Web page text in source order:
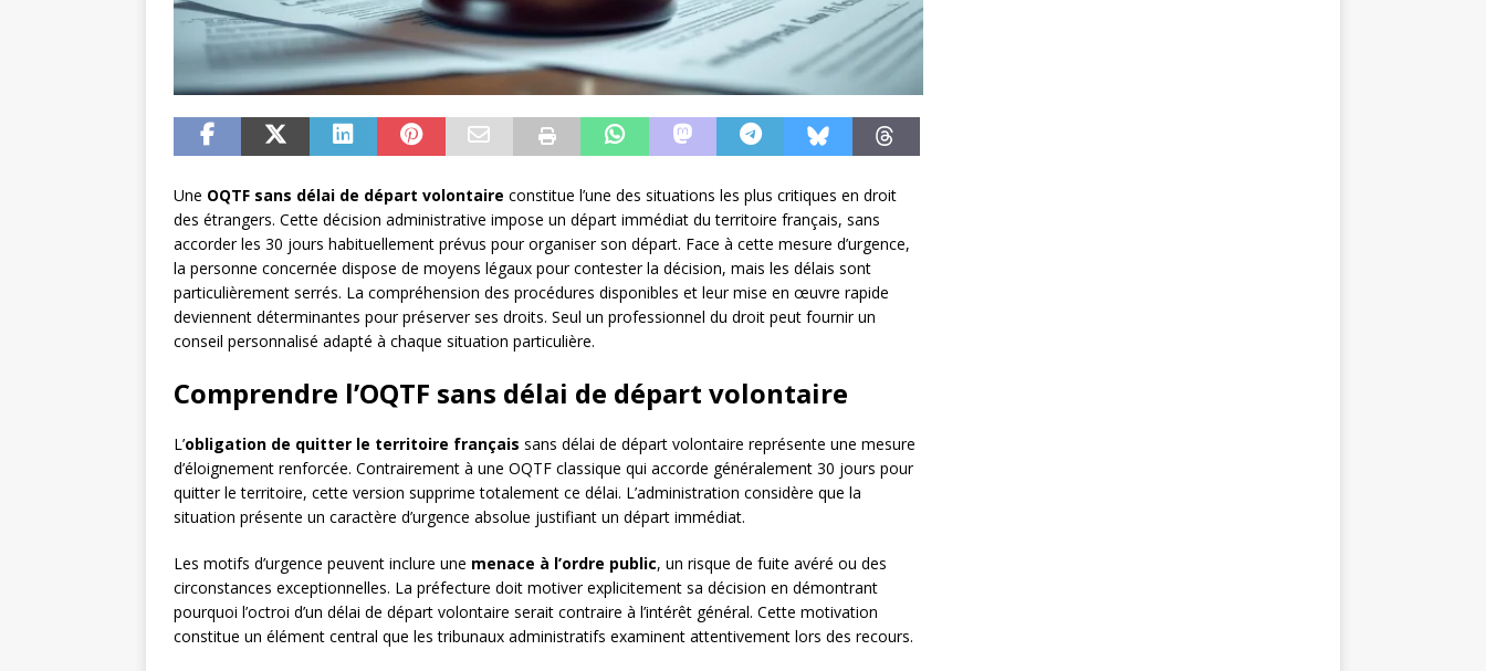
Une OQTF sans délai de départ volontaire constitue l’une des situations les plus critiques en droit
des étrangers. Cette décision administrative impose un départ immédiat du territoire français, sans
accorder les 30 jours habituellement prévus pour organiser son départ. Face à cette mesure d’urgence,
la personne concernée dispose de moyens légaux pour contester la décision, mais les délais sont
particulièrement serrés. La compréhension des procédures disponibles et leur mise en œuvre rapide
deviennent déterminantes pour préserver ses droits. Seul un professionnel du droit peut fournir un
conseil personnalisé adapté à chaque situation particulière.
Comprendre l’OQTF sans délai de départ volontaire
L’obligation de quitter le territoire français sans délai de départ volontaire représente une mesure
d’éloignement renforcée. Contrairement à une OQTF classique qui accorde généralement 30 jours pour
quitter le territoire, cette version supprime totalement ce délai. L’administration considère que la
situation présente un caractère d’urgence absolue justifiant un départ immédiat.
Les motifs d’urgence peuvent inclure une menace à l’ordre public, un risque de fuite avéré ou des
circonstances exceptionnelles. La préfecture doit motiver explicitement sa décision en démontrant
pourquoi l’octroi d’un délai de départ volontaire serait contraire à l’intérêt général. Cette motivation
constitue un élément central que les tribunaux administratifs examinent attentivement lors des recours.